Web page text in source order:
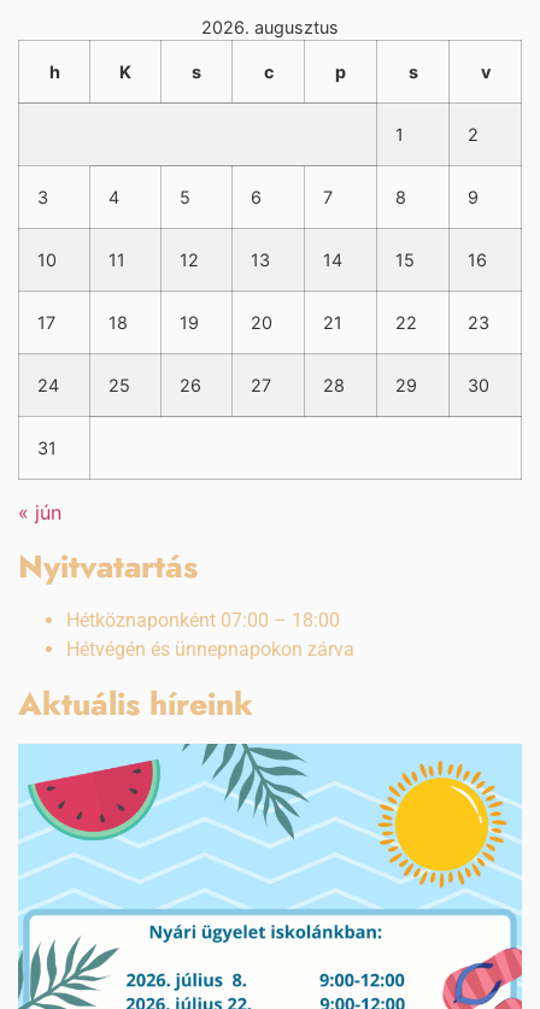
2026. augusztus
h K s c p s v
1 2
3 4 5 6 7 8 9
10 11 12 13 14 15 16
17 18 19 20 21 22 23
24 25 26 27 28 29 30
31
« jún
Nyitvatartás
Hétköznaponként 07:00 – 18:00
Hétvégén és ünnepnapokon zárva
Aktuális híreink